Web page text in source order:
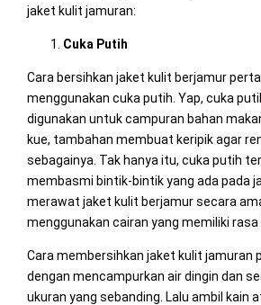
jaket kulit jamuran:
Cuka Putih
Cara bersihkan jaket kulit berjamur
menggunakan cuka putih. Yap, cuka
digunakan untuk campuran bahan
kue, tambahan membuat keripik agar
sebagainya. Tak hanya itu, cuka putih
membasmi bintik-bintik yang ada pada
merawat jaket kulit berjamur secara
menggunakan cairan yang memiliki rasa
Cara membersihkan jaket kulit jamuran
dengan mencampurkan air dingin dan
ukuran yang sebanding. Lalu ambil kain